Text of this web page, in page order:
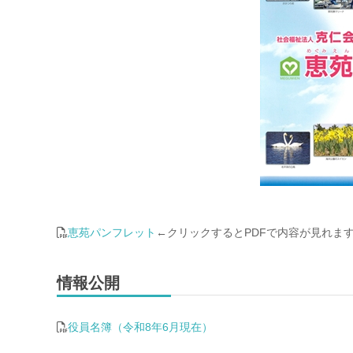
恵苑パンフレット ←クリックするとPDFで内容が見れま
情報公開
役員名簿（令和8年6月現在）